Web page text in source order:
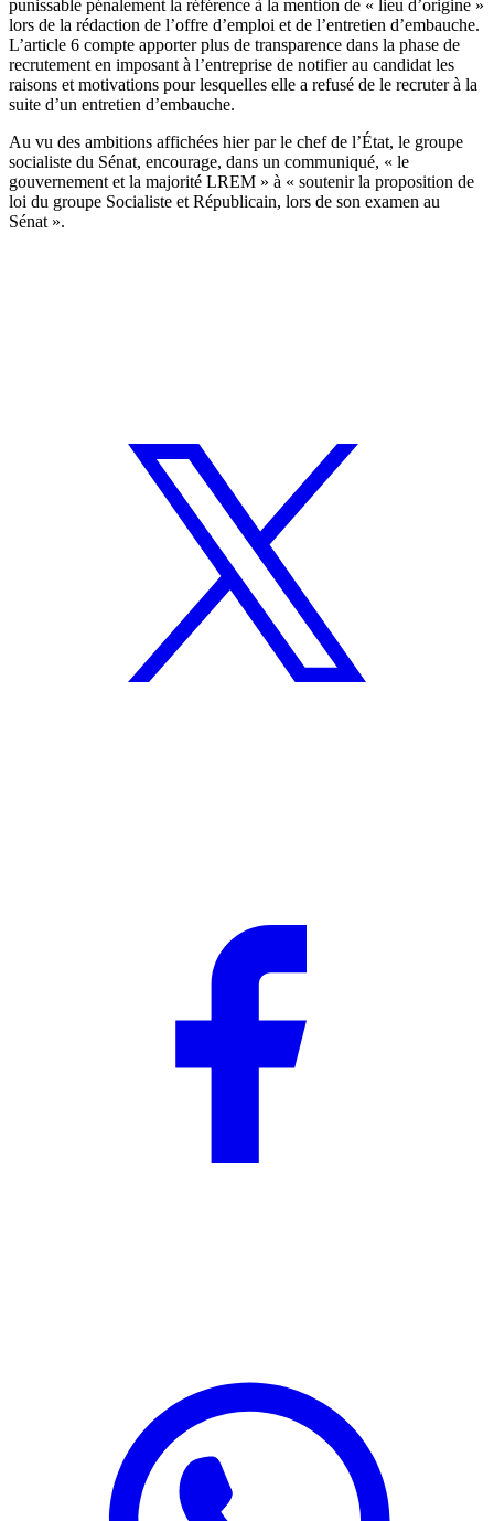
punissable pénalement la référence à la mention de « lieu d’origine »
lors de la rédaction de l’offre d’emploi et de l’entretien d’embauche.
L’article 6 compte apporter plus de transparence dans la phase de
recrutement en imposant à l’entreprise de notifier au candidat les
raisons et motivations pour lesquelles elle a refusé de le recruter à la
suite d’un entretien d’embauche.
Au vu des ambitions affichées hier par le chef de l’État, le groupe
socialiste du Sénat, encourage, dans un communiqué, « le
gouvernement et la majorité LREM » à « soutenir la proposition de
loi du groupe Socialiste et Républicain, lors de son examen au
Sénat ».